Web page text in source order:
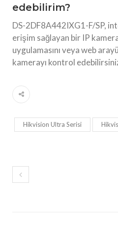
edebilirim?
DS-2DF8A442IXG1-F/SP,
erişim sağlayan bir IP
uygulamasını veya web
kamerayı kontrol
Hikvision Ultra Serisi